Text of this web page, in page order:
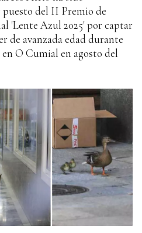
del II Premio de
'Lente Azul 2025' por captar
de avanzada edad durante
O Cumial en agosto del